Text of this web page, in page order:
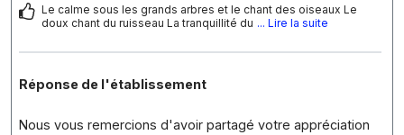
Le calme sous les grands arbres et le chant des oiseaux Le
doux chant du ruisseau La tranquillité du ... Lire la suite
Réponse de l'établissement
Nous vous remercions d'avoir partagé votre appréciation